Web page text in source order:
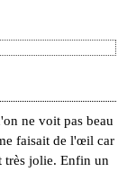
ne voit pas beau
faisait de l'œil car
très jolie. Enfin un